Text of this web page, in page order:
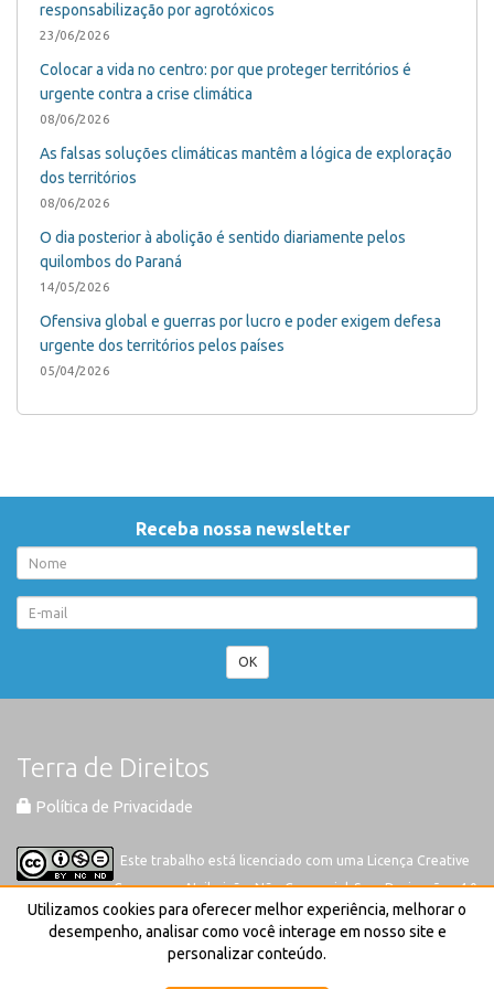
responsabilização por agrotóxicos
23/06/2026
Colocar a vida no centro: por que proteger territórios é
urgente contra a crise climática
08/06/2026
As falsas soluções climáticas mantêm a lógica de exploração
dos territórios
08/06/2026
O dia posterior à abolição é sentido diariamente pelos
quilombos do Paraná
14/05/2026
Ofensiva global e guerras por lucro e poder exigem defesa
urgente dos territórios pelos países
05/04/2026
Receba nossa newsletter
OK
Terra de Direitos
Política de Privacidade
Este trabalho está licenciado com uma Licença Creative
Commons-Atribuição-Não Comercial-Sem Derivações 4.0
Internacional
Utilizamos cookies para oferecer melhor experiência, melhorar o
desempenho, analisar como você interage em nosso site e
personalizar conteúdo.